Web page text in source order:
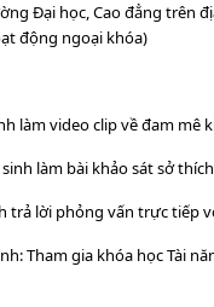
Đại học, Cao đẳng trên
động ngoại khóa)
làm video clip về đam mê
làm bài khảo sát sở
trả lời phỏng vấn trực tiếp
Tham gia khóa học Tài